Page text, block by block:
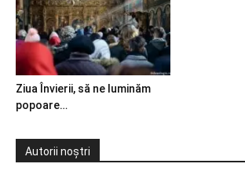
Ziua Învierii, să ne luminăm
popoare…
Autorii noștri